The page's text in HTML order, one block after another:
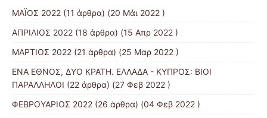
ΜΑΪΟΣ 2022 (11 άρθρα) (20 Μάι 2022 )
ΑΠΡΙΛΙΟΣ 2022 (18 άρθρα) (15 Απρ 2022 )
ΜΑΡΤΙΟΣ 2022 (21 άρθρα) (25 Μαρ 2022 )
ΕΝΑ ΕΘΝΟΣ, ΔΥΟ ΚΡΑΤΗ. ΕΛΛΑΔΑ - ΚΥΠΡΟΣ: ΒΙΟΙ
ΠΑΡΑΛΛΗΛΟΙ (22 άρθρα) (27 Φεβ 2022 )
ΦΕΒΡΟΥΑΡΙΟΣ 2022 (26 άρθρα) (04 Φεβ 2022 )